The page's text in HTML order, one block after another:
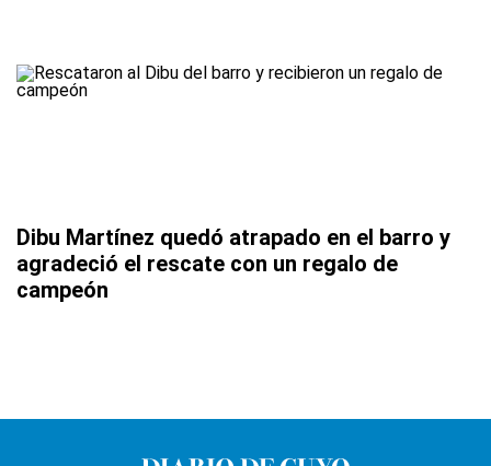
Dibu Martínez quedó atrapado en el barro y
agradeció el rescate con un regalo de
campeón